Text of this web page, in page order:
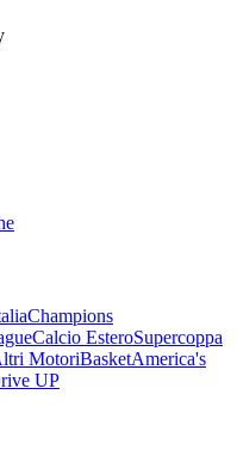
Champions
Calcio EsteroSupercoppa
MotoriBasketAmerica's
UP